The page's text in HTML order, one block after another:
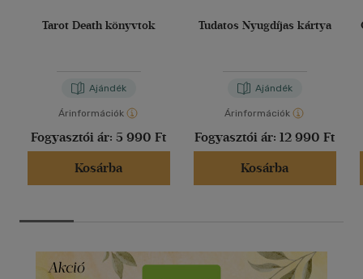
Tarot Death könyvtok
Ajándék
Árinformációk
Fogyasztói ár: 5 990 Ft
Kosárba
Tudatos Nyugdíjas kártya
Ajándék
Árinformációk
Fogyasztói ár: 12 990 Ft
Kosárba